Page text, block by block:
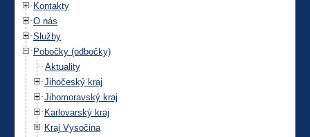
Kontakty
O nás
Služby
Pobočky (odbočky)
Aktuality
Jihočeský kraj
Jihomoravský kraj
Karlovarský kraj
Kraj Vysočina